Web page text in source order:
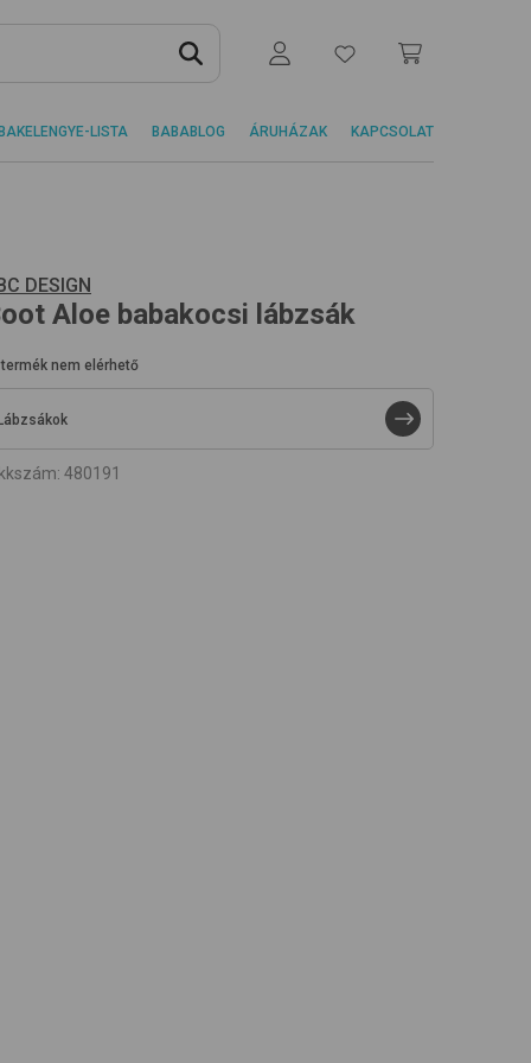
LISTA BABABLOG ÁRUHÁZAK KAPCSOLAT
DESIGN
Aloe babakocsi lábzsák
nem elérhető
: 480191